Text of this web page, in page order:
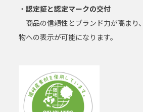
・認定証と認定マークの交付
商品の信頼性とブランド力が高まり
物への表示が可能になります。